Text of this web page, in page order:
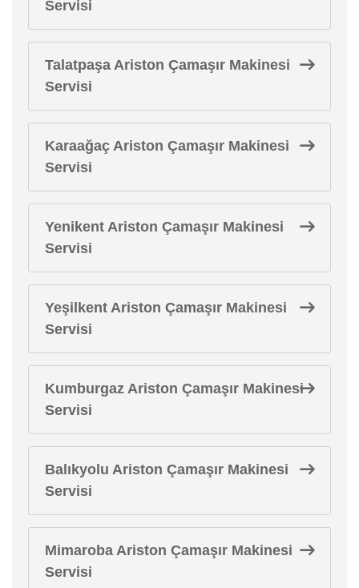
Servisi
Talatpaşa Ariston Çamaşır Makinesi
Servisi
Karaağaç Ariston Çamaşır Makinesi
Servisi
Yenikent Ariston Çamaşır Makinesi
Servisi
Yeşilkent Ariston Çamaşır Makinesi
Servisi
Kumburgaz Ariston Çamaşır Makinesi
Servisi
Balıkyolu Ariston Çamaşır Makinesi
Servisi
Mimaroba Ariston Çamaşır Makinesi
Servisi